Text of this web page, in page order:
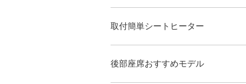
取付簡単シートヒーター
後部座席おすすめモデル